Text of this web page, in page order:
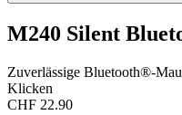
M240 Silent
Zuverlässige Bluetooth®-
Klicken
CHF 22.90